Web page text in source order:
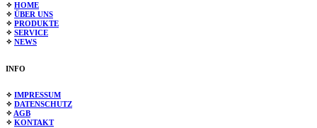
✧ HOME
✧ ÜBER UNS
✧ PRODUKTE
✧ SERVICE
✧ NEWS
INFO
✧ IMPRESSUM
✧ DATENSCHUTZ
✧ AGB
✧ KONTAKT